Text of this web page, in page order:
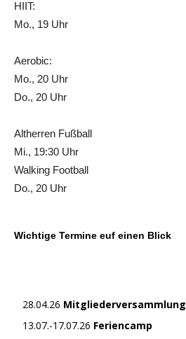
HIIT:
Mo., 19 Uhr
Aerobic:
Mo., 20 Uhr
Do., 20 Uhr
Altherren Fußball
Mi., 19:30 Uhr
Walking Football
Do., 20 Uhr
Wichtige Termine euf einen Blick
28.04.26 Mitgliederversammlung
13.07.-17.07.26 Feriencamp